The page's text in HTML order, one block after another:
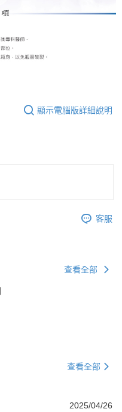
顯示電腦版詳細說明
客服
查看全部
查看全部
2025/04/26